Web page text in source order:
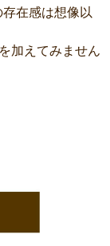
在感は想像以
加えてみません